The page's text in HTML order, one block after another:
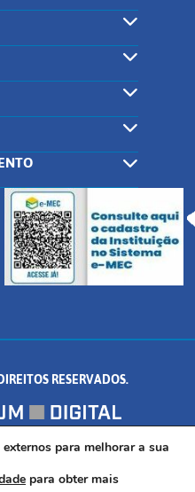
RESERVADOS.
FORMIGA/MG - CEP:
para melhorar a sua
para obter mais